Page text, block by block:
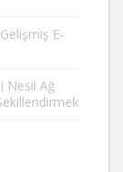
E-
Nesil Ağ